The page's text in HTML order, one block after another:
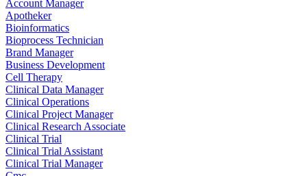
Account Manager
Apotheker
Bioinformatics
Bioprocess Technician
Brand Manager
Business Development
Cell Therapy
Clinical Data Manager
Clinical Operations
Clinical Project Manager
Clinical Research Associate
Clinical Trial
Clinical Trial Assistant
Clinical Trial Manager